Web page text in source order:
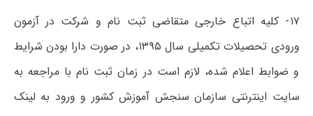
۱۷- کلیه اتباع خارجی متقاضی ثبت نام و شرکت در آزمون
ورودی تحصیلات تکمیلی سال ۱۳۹۵، در صورت دارا بودن شرایط
و ضوابط اعلام شده، لازم است در زمان ثبت نام با مراجعه به
سایت اینترنتی سازمان سنجش آموزش کشور و ورود به لینک